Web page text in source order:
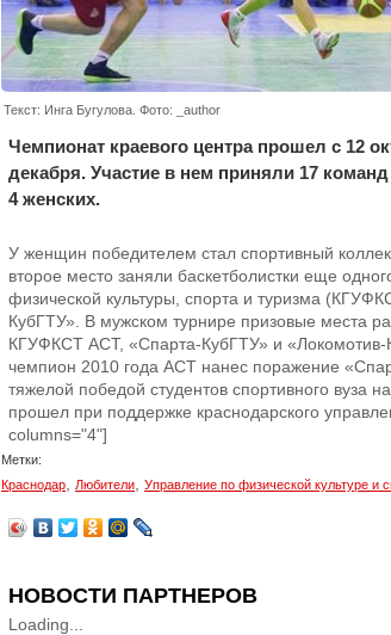
Текст: Инга Бугулова. Фото: _author
Чемпионат краевого центра прошел с 12
декабря. Участие в нем приняли 17
4 женских.
У женщин победителем стал спортивный
второе место заняли баскетболистки еще
физической культуры, спорта и туризма
КубГТУ». В мужском турнире призовые места
КГУФКСТ АСТ, «Спарта-КубГТУ» и
чемпион 2010 года АСТ нанес поражение
тяжелой победой студентов спортивного
прошел при поддержке краснодарского
columns="4"]
Метки:
Краснодар
Любители Управление по физической культуре и
НОВОСТИ ПАРТНЕРОВ
Loading...